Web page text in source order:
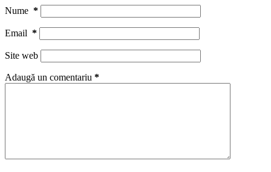
Nume *
Email *
Site web
Adaugă un comentariu *